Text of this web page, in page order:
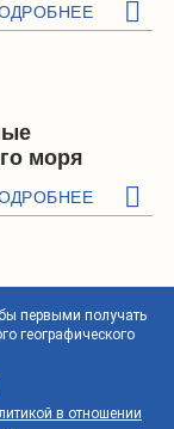
моря
первыми получать
географического
в отношении